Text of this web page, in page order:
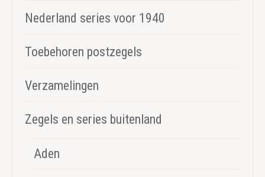
Nederland series voor 1940
Toebehoren postzegels
Verzamelingen
Zegels en series buitenland
Aden